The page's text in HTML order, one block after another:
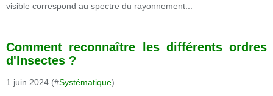
visible correspond au spectre du rayonnement...
Comment reconnaître les différents ordres
d'Insectes ?
1 juin 2024 (#Systématique)